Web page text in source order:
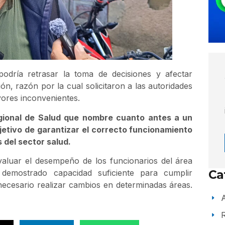
retrasar la toma de decisiones y afectar
razón por la cual solicitaron a las autoridades
inconvenientes.
de Salud que nombre cuanto antes a un
de garantizar el correcto funcionamiento
del sector salud.
el desempeño de los funcionarios del área
capacidad suficiente para cumplir
realizar cambios en determinadas áreas.